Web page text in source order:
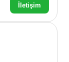
İletişim